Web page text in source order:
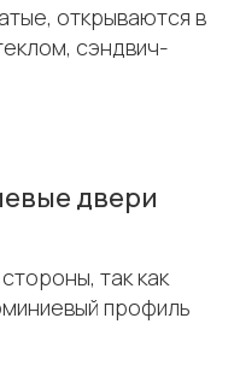
открываются в
сэндвич-
двери
так как
профиль